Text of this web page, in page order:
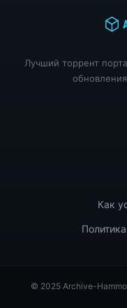
Лучший торрент
Как
© 2025 Archive-